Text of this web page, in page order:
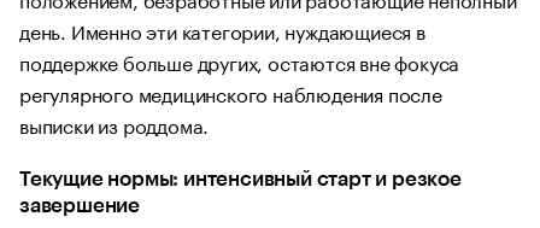
день. Именно эти категории, нуждающиеся в
поддержке больше других, остаются вне фокуса
регулярного медицинского наблюдения после
выписки из роддома.
Текущие нормы: интенсивный старт и резкое
завершение